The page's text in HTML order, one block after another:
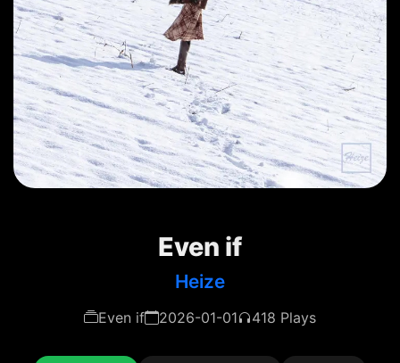
Even if
Heize
Even if 2026-01-01 418 Plays